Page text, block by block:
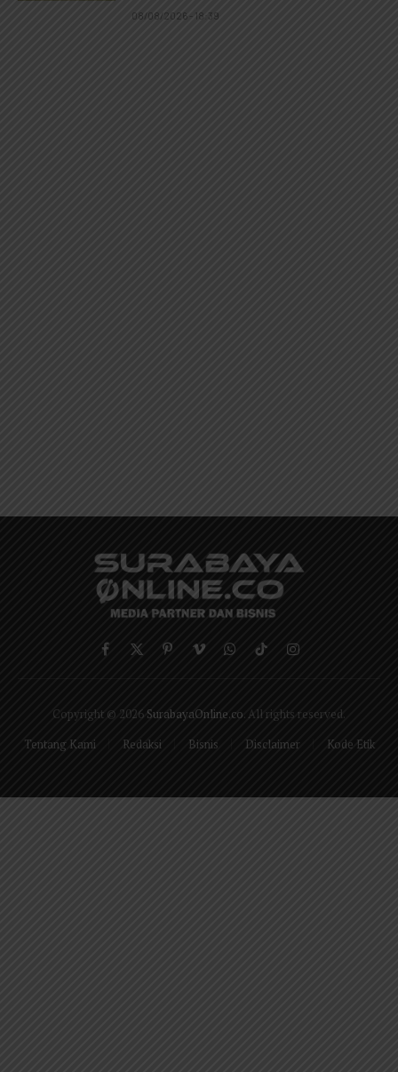
08/08/2026 - 18:39
Facebook
X
PinterestVimeoWhatsApp
TikTokInstagram
Copyright © 2026 SurabayaOnline.co . All rights reserved.
Tentang Kami
Redaksi Bisnis Disclaimer Kode Etik